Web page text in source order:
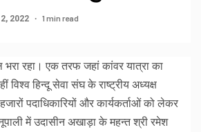
2022 1 min read
रहा। एक तरफ जहां कांवर यात्रा का
विश्व हिन्दू सेवा संघ के राष्ट्रीय अध्यक्ष
पदाधिकारियों और कार्यकर्ताओं को लेकर
में उदासीन अखाड़ा के महन्त श्री रमेश